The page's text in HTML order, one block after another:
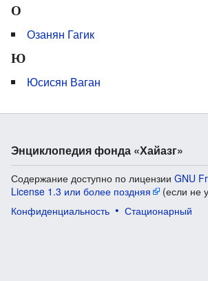
О
Озанян Гагик
Ю
Юсисян Ваган
Энциклопедия фонда «Хайазг»
Содержание доступно по лицензии GNU
License 1.3 или более поздняя
(если не
Конфиденциальность
Стационарный